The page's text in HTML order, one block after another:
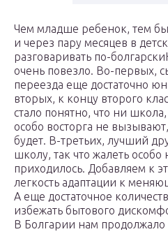
Чем младше ребенок, тем
и через пару месяцев в
разговаривать по-
очень повезло. Во-первых,
переезда еще достаточно
вторых, к концу второго
стало понятно, что ни
особо восторга не
будет. В-третьих, лучший
школу, так что жалеть особо
приходилось. Добавляем к
легкость адаптации к
А еще достаточное
избежать бытового
В Болгарии нам продолжало